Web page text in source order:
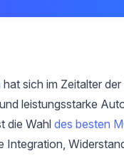
hat sich im Zeitalter
leistungsstarke
die Wahl des besten